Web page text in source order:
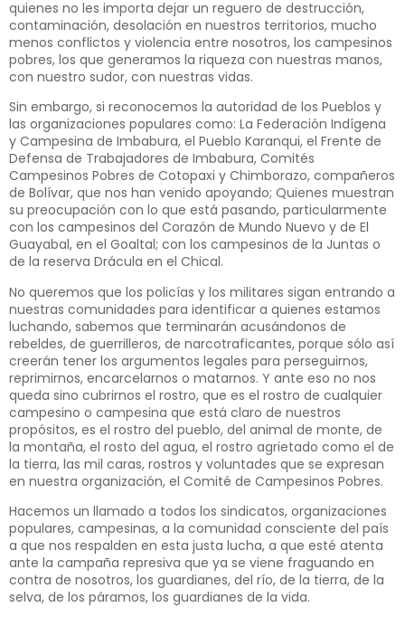
quienes no les importa dejar un reguero de destrucción,
contaminación, desolación en nuestros territorios, mucho
menos conflictos y violencia entre nosotros, los campesinos
pobres, los que generamos la riqueza con nuestras manos,
con nuestro sudor, con nuestras vidas.
Sin embargo, si reconocemos la autoridad de los Pueblos y
las organizaciones populares como: La Federación Indígena
y Campesina de Imbabura, el Pueblo Karanqui, el Frente de
Defensa de Trabajadores de Imbabura, Comités
Campesinos Pobres de Cotopaxi y Chimborazo, compañeros
de Bolívar, que nos han venido apoyando; Quienes muestran
su preocupación con lo que está pasando, particularmente
con los campesinos del Corazón de Mundo Nuevo y de El
Guayabal, en el Goaltal; con los campesinos de la Juntas o
de la reserva Drácula en el Chical.
No queremos que los policías y los militares sigan entrando a
nuestras comunidades para identificar a quienes estamos
luchando, sabemos que terminarán acusándonos de
rebeldes, de guerrilleros, de narcotraficantes, porque sólo así
creerán tener los argumentos legales para perseguirnos,
reprimirnos, encarcelarnos o matarnos. Y ante eso no nos
queda sino cubrirnos el rostro, que es el rostro de cualquier
campesino o campesina que está claro de nuestros
propósitos, es el rostro del pueblo, del animal de monte, de
la montaña, el rosto del agua, el rostro agrietado como el de
la tierra, las mil caras, rostros y voluntades que se expresan
en nuestra organización, el Comité de Campesinos Pobres.
Hacemos un llamado a todos los sindicatos, organizaciones
populares, campesinas, a la comunidad consciente del país
a que nos respalden en esta justa lucha, a que esté atenta
ante la campaña represiva que ya se viene fraguando en
contra de nosotros, los guardianes, del río, de la tierra, de la
selva, de los páramos, los guardianes de la vida.